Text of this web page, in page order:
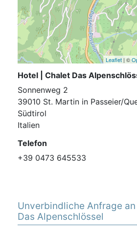
Leaflet | ©
Hotel | Chalet Das
Sonnenweg 2
39010 St. Martin in Passeier/
Südtirol
Italien
Telefon
+39 0473 645533
Unverbindliche Anfrage
Das Alpenschlössel